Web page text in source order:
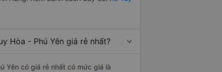
Hòa - Phú Yên giá rẻ nhất?
Yên có giá rẻ nhất có mức giá là